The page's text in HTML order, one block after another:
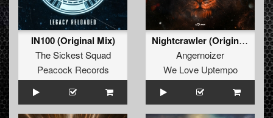
IN100 (Original Mix)
The Sickest Squad
Peacock Records
Nightcrawler (Original Mix)
Angernoizer
We Love Uptempo